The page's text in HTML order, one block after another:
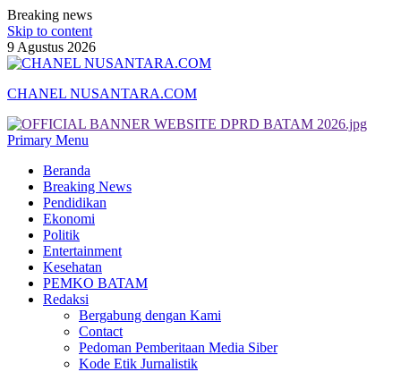
Breaking news
Skip to content
9 Agustus 2026
CHANEL NUSANTARA.COM
Primary Menu
Beranda
Breaking News
Pendidikan
Ekonomi
Politik
Entertainment
Kesehatan
PEMKO BATAM
Redaksi
Bergabung dengan Kami
Contact
Pedoman Pemberitaan Media Siber
Kode Etik Jurnalistik